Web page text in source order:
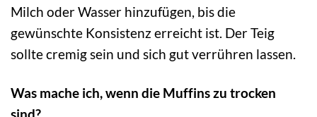
Milch oder Wasser hinzufügen, bis die
gewünschte Konsistenz erreicht ist. Der Teig
sollte cremig sein und sich gut verrühren lassen.
Was mache ich, wenn die Muffins zu trocken